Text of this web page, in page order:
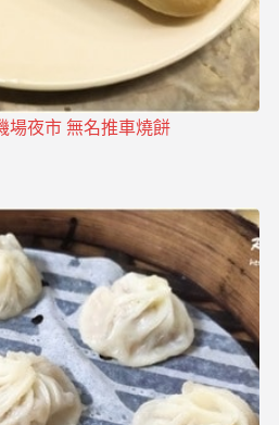
場夜市 無名推車燒餅